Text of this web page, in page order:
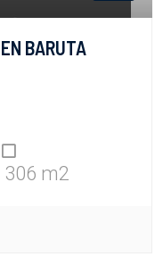
BARUTA
306 m2